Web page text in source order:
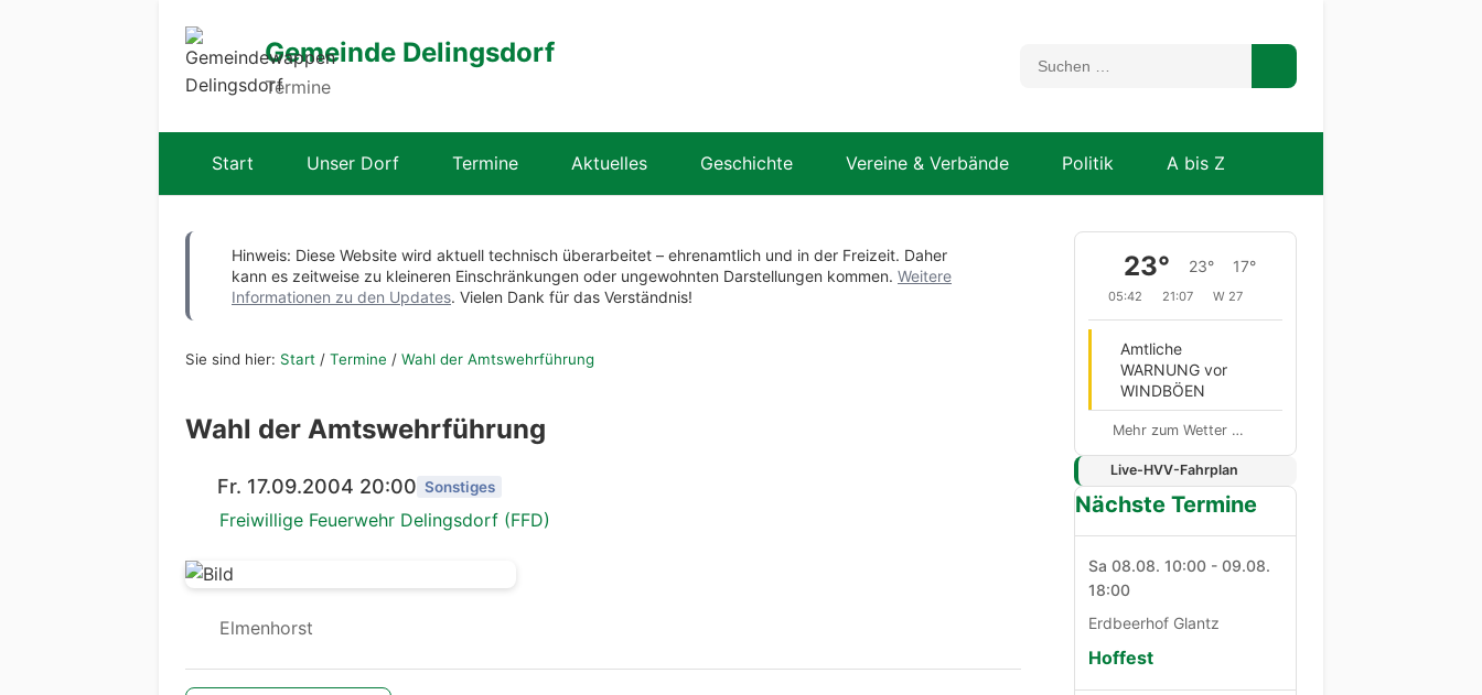
Gemeinde Delingsdorf
Termine
Start Unser Dorf Termine Aktuelles Geschichte Vereine & Verbände Politik A bis Z
Hinweis: Diese Website wird aktuell technisch überarbeitet – ehrenamtlich und in der Freizeit. Daher
kann es zeitweise zu kleineren Einschränkungen oder ungewohnten Darstellungen kommen. Weitere
Informationen zu den Updates. Vielen Dank für das Verständnis!
Sie sind hier: Start / Termine / Wahl der Amtswehrführung
Wahl der Amtswehrführung
Fr. 17.09.2004 20:00 Sonstiges
Freiwillige Feuerwehr Delingsdorf (FFD)
Elmenhorst
23° 23° 17°
05:42 21:07 W 27
Amtliche
WARNUNG vor
WINDBÖEN
Mehr zum Wetter …
Live-HVV-Fahrplan
Nächste Termine
Sa 08.08. 10:00 - 09.08.
18:00
Erdbeerhof Glantz
Hoffest